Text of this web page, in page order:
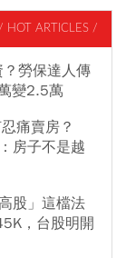
/ HOT ARTICLES /
勞保達人傳
變2.5萬
痛賣房？
房子不是越
股」這檔法
，台股明開